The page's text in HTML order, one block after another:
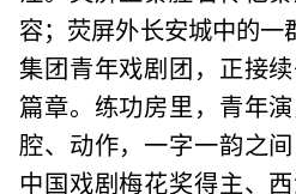
容；荧屏外长安城中的
集团青年戏剧团，正接
篇章。练功房里，青年
腔、动作，一字一韵之
中国戏剧梅花奖得主、